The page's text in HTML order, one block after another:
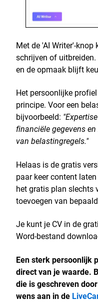
Met de 'AI Writer'-
schrijven of
en de opmaak blijft
Het persoonlijke
principe. Voor een
bijvoorbeeld:
financiële gegevens
van belastingregels."
Helaas is de gratis
paar keer content
het gratis plan slechts
toevoegen van
Je kunt je CV in de
Word-bestand
Een sterk persoonlijk
direct van je waarde.
die is geschreven
wens aan in de